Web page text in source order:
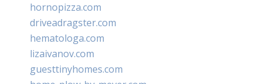
hornopizza.com
driveadragster.com
hematologa.com
lizaivanov.com
guesttinyhomes.com